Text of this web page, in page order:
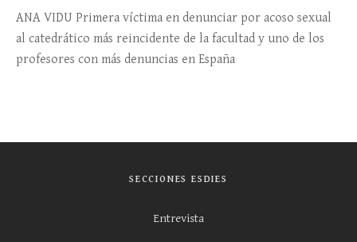
ANA VIDU Primera víctima en denunciar por acoso sexual
al catedrático más reincidente de la facultad y uno de los
profesores con más denuncias en España
SECCIONES ESDIES
Entrevista